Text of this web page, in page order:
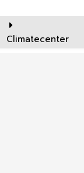
Climatecenter